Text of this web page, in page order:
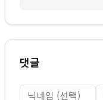
댓글